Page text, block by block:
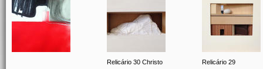
Relicário 30 Christo Relicário 29